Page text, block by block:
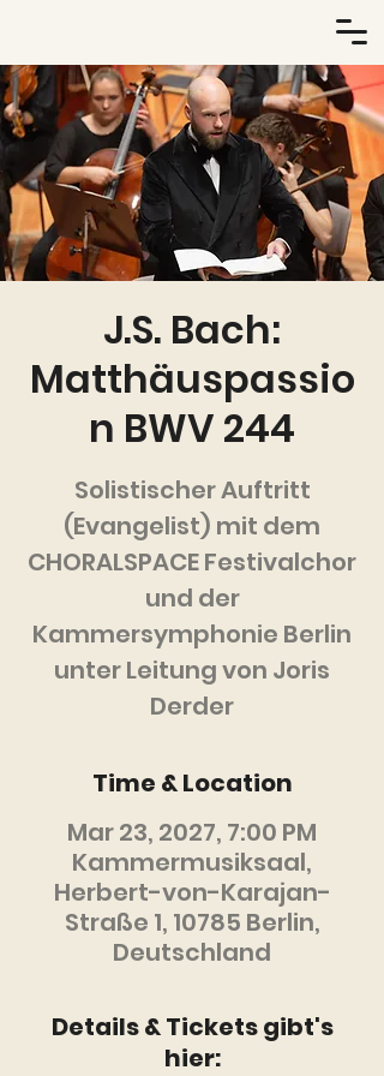
J.S. Bach:
Matthäuspassio
n BWV 244
Solistischer Auftritt
(Evangelist) mit dem
CHORALSPACE Festivalchor
und der
Kammersymphonie Berlin
unter Leitung von Joris
Derder
Time & Location
Mar 23, 2027, 7:00 PM
Kammermusiksaal,
Herbert-von-Karajan-
Straße 1, 10785 Berlin,
Deutschland
Details & Tickets gibt's
hier: